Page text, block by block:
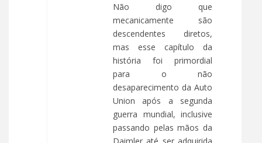
Não digo que
mecanicamente são
descendentes diretos,
mas esse capítulo da
história foi primordial
para o não
desaparecimento da Auto
Union após a segunda
guerra mundial, inclusive
passando pelas mãos da